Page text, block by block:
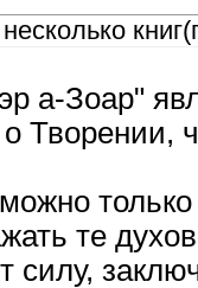
а-Зоар"
Творении,
те
силу,